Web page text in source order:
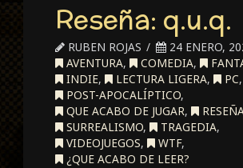
Reseña: q.u.q.
RUBEN ROJAS
24 ENERO,
AVENTURA, COMEDIA,
INDIE, LECTURA LIGERA, PC,
POST-APOCALÍPTICO,
QUE ACABO DE JUGAR,
SURREALISMO, TRAGEDIA,
VIDEOJUEGOS, WTF,
¿QUE ACABO DE LEER?